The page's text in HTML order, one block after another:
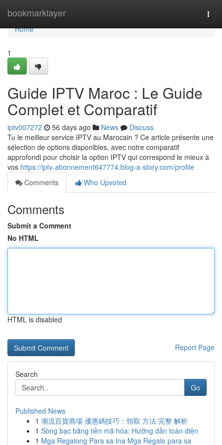
bookmarklayer
Home
Home
1
Guide IPTV Maroc : Le Guide
Complet et Comparatif
iptv007272 56 days ago News
Discuss
Tu le meilleur service IPTV au Marocain ? Ce article présente une
sélection de options disponibles, avec notre comparatif
approfondi pour choisir la option IPTV qui correspond le mieux à
vos https://iptv-abonnement647774.blog-a-story.com/profile
Comments
Who Upvoted
Comments
Submit a Comment
No HTML
HTML is disabled
Report Page
Search
Go
Published News
1 潮流百貨商場 優惠碼技巧：領取 方法 完整 解析
1 Sòng bạc bằng tiền mã hóa: Hướng dẫn toàn diện
1 Mga Regalong Para sa Ina Mga Regalo para sa